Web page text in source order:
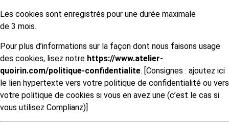
Les cookies sont enregistrés pour une durée maximale
de 3 mois.
Pour plus d’informations sur la façon dont nous faisons usage
des cookies, lisez notre https://www.atelier-
quoirin.com/politique-confidentialite. [Consignes : ajoutez ici
le lien hypertexte vers votre politique de confidentialité ou vers
votre politique de cookies si vous en avez une (c’est le cas si
vous utilisez Complianz)]